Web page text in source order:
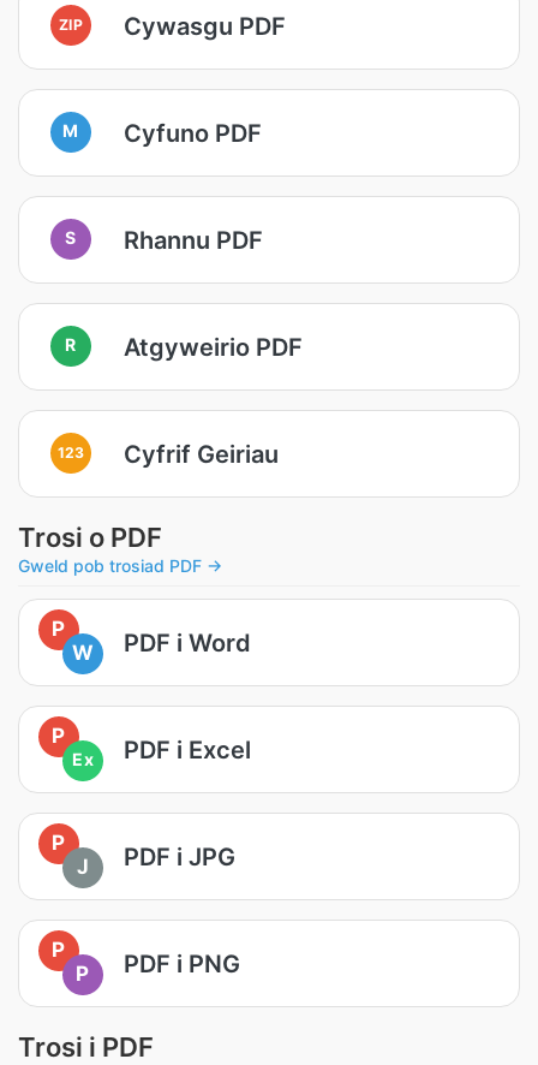
ZIP Cywasgu PDF
M Cyfuno PDF
S Rhannu PDF
R Atgyweirio PDF
123 Cyfrif Geiriau
Trosi o PDF
Gweld pob trosiad PDF →
P
W
PDF i Word
P
Ex PDF i Excel
P
J
PDF i JPG
P
P
PDF i PNG
Trosi i PDF